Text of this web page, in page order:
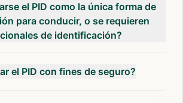
el PID como la única forma de
para conducir, o se requieren
de identificación?
el PID con fines de seguro?